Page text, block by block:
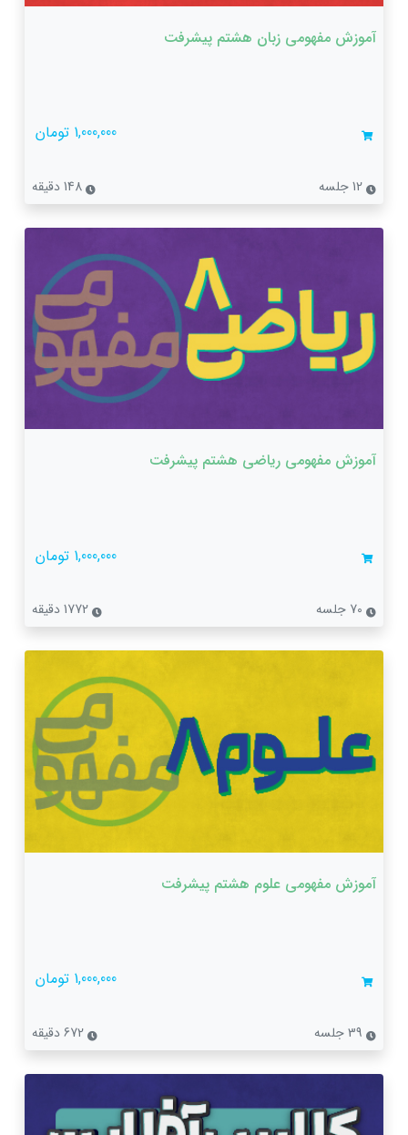
آموزش مفهومی زبان هشتم پیشرفت
1,000,000 تومان
آموزش مفهومی ریاضی هشتم پیشرفت
1,000,000 تومان
آموزش مفهومی علوم هشتم پیشرفت
1,000,000 تومان